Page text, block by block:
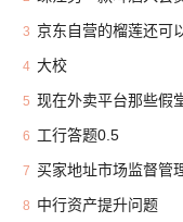
3 京东自营的榴莲还可
4 大校
5 现在外卖平台那些假
6 工行答题0.5
7 买家地址市场监督管
8 中行资产提升问题